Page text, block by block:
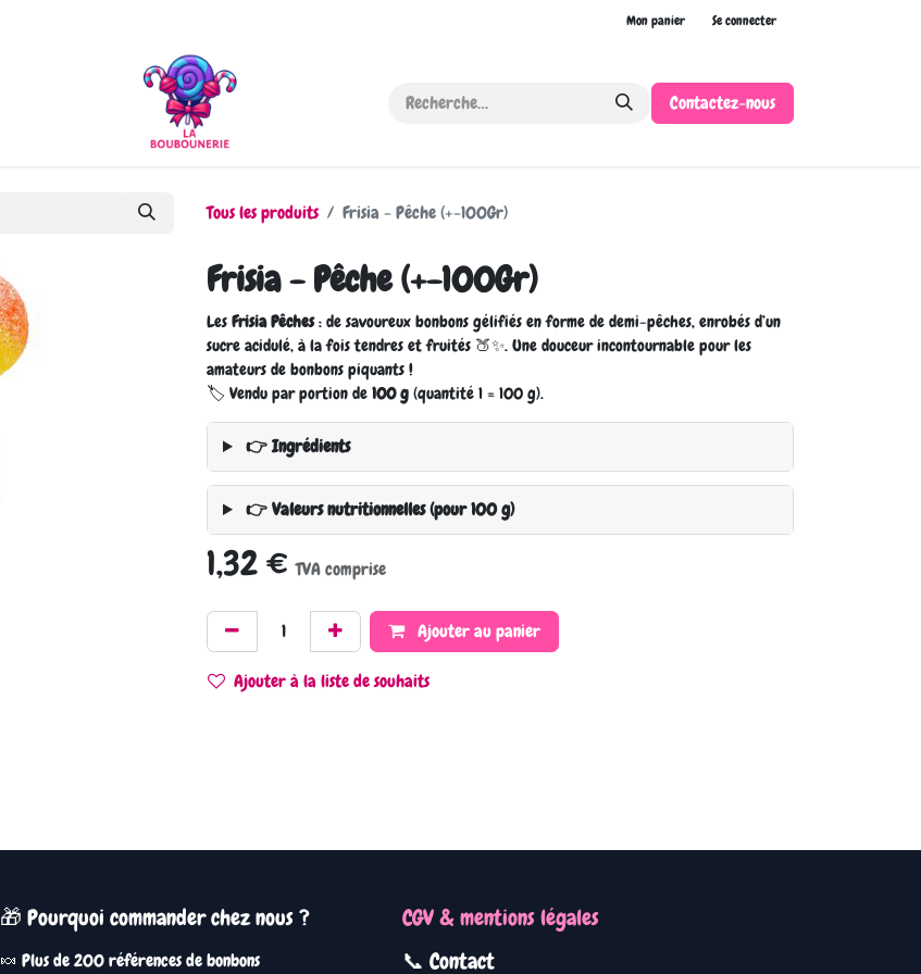
Mon panier Se connecter
Contactez-nous
Tous les produits Frisia - Pêche (+-100Gr)
Frisia - Pêche (+-100Gr)
Les Frisia Pêches: de savoureux bonbons gélifiés en forme de demi-pêches, enrobés d’un
sucre acidulé, à la fois tendres et fruités 🍑✨. Une douceur incontournable pour les
amateurs de bonbons piquants !
🏷️ Vendu par portion de 100 g (quantité 1 = 100 g).
👉 Ingrédients
👉 Valeurs nutritionnelles (pour 100 g)
1,32€ TVA comprise
Ajouter au panier
Ajouter à la liste de souhaits
🎁 Pourquoi commander chez nous ?
🍬 Plus de 200 références de bonbons
CGV & mentions légales
📞 Contact